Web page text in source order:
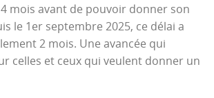
mois avant de pouvoir donner son
le 1er septembre 2025, ce délai a
2 mois. Une avancée qui
celles et ceux qui veulent donner un